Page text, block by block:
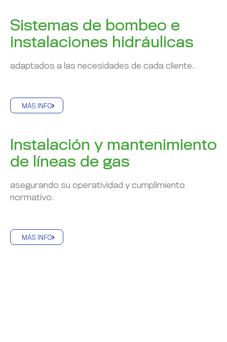
Sistemas de bombeo e
instalaciones hidráulicas
adaptados a las necesidades de cada cliente.
MÁS INFO
Instalación y mantenimiento
de líneas de gas
asegurando su operatividad y cumplimiento
normativo.
MÁS INFO